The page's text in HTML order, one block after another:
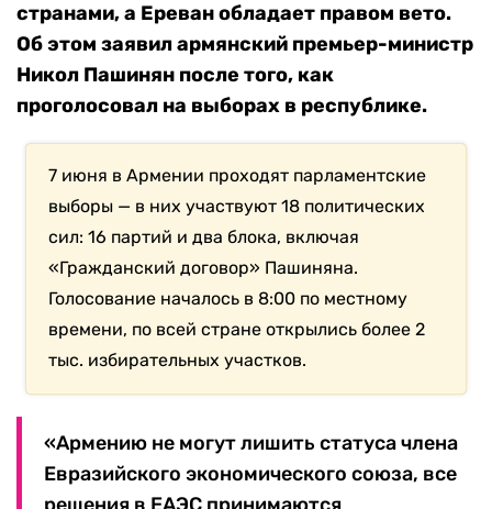
странами, а Ереван обладает правом вето.
Об этом заявил армянский премьер-министр
Никол Пашинян после того, как
проголосовал на выборах в республике.
7 июня в Армении проходят парламентские
выборы — в них участвуют 18 политических
сил: 16 партий и два блока, включая
«Гражданский договор» Пашиняна.
Голосование началось в 8:00 по местному
времени, по всей стране открылись более 2
тыс. избирательных участков.
«Армению не могут лишить статуса члена
Евразийского экономического союза, все